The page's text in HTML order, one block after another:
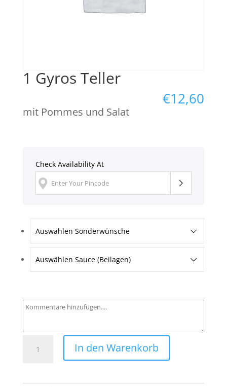
1 Gyros Teller
€12,60
mit Pommes und Salat
Check Availability At
Auswählen Sonderwünsche
Auswählen Sauce (Beilagen)
Gyros
In den Warenkorb